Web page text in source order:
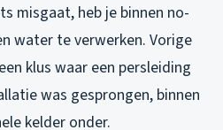
misgaat, heb je binnen no-
water te verwerken. Vorige
klus waar een persleiding
was gesprongen, binnen
kelder onder.